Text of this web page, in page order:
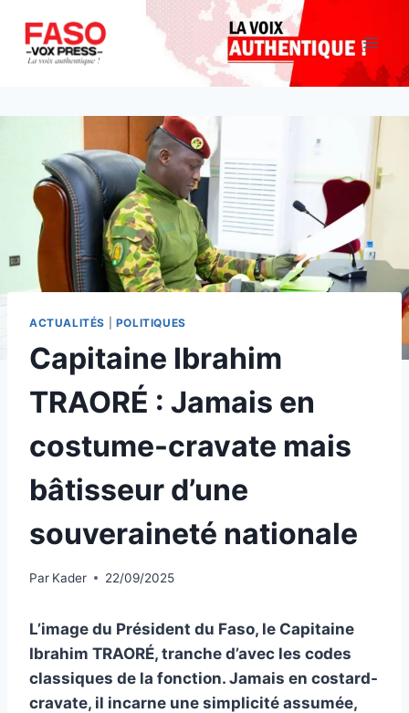
contenu
ACTUALITÉS POLITIQUES
Capitaine Ibrahim
TRAORÉ : Jamais en
costume-cravate mais
bâtisseur d’une
souveraineté nationale
Par Kader 22/09/2025
L’image du Président du Faso, le Capitaine
Ibrahim TRAORÉ, tranche d’avec les codes
classiques de la fonction. Jamais en costard-
cravate, il incarne une simplicité assumée,